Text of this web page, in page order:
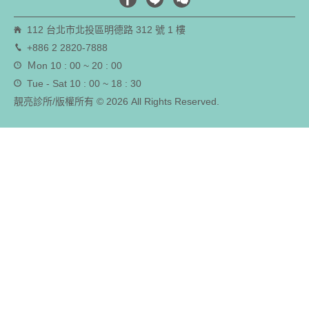
112 台北市北投區明德路 312 號 1 樓
+886 2 2820-7888
Ｍon 10 : 00 ~ 20 : 00
Tue - Sat 10 : 00 ~ 18 : 30
靚亮診所/版權所有 © 2026 All Rights Reserved.